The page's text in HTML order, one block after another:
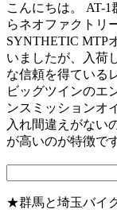
こんにちは。 AT-
らネオファクトリ
SYNTHETIC MTP
いましたが、入荷
な信頼を得ている
ビッグツインのエ
ンスミッションオ
入れ間違えがない
が高いのが特徴で
★群馬と埼玉バイ